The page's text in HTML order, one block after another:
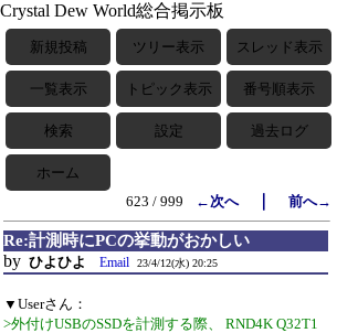
Crystal Dew World総合掲示板
新規投稿 ツリー表示 スレッド表示
一覧表示 トピック表示 番号順表示
検索 設定 過去ログ
ホーム
623 / 999
←次へ｜ 前へ→
Re:計測時にPCの挙動がおかしい
by ひよひよ Email 23/4/12(水) 20:25
▼Userさん：
>外付けUSBのSSDを計測する際、 RND4K Q32T1